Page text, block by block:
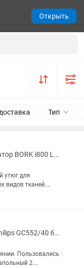
Тип
Утюг парогенератор BORK i800 Laurastar
утюг для
видов тканей.
пара.
эффективен
3D-подошвой...
Отпариватель Philips GC552/40 белый, розовый
Пользовались
Открыть